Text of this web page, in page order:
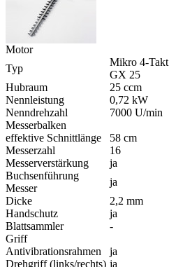
Motor
Typ
Mikro 4-​Takt
GX 25
Hubraum
25 ccm
Nennleistung
0,72 kW
Nenndrehzahl
7000 U/min
Messerbalken
effektive Schnittlänge
58 cm
Messerzahl
16
Messerverstärkung
ja
Buchsenführung
Messer
ja
Dicke
2,2 mm
Handschutz
ja
Blattsammler
-​
Griff
Antivibrationsrahmen
ja
Drehgriff (links/rechts) ja